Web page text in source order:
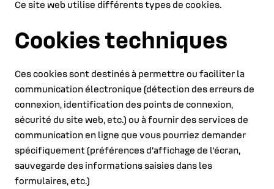
Ce site web utilise différents types de cookies.
Cookies techniques
Ces cookies sont destinés à permettre ou faciliter la
communication électronique (détection des erreurs de
connexion, identification des points de connexion,
sécurité du site web, etc.) ou à fournir des services de
communication en ligne que vous pourriez demander
spécifiquement (préférences d'affichage de l'écran,
sauvegarde des informations saisies dans les
formulaires, etc.)